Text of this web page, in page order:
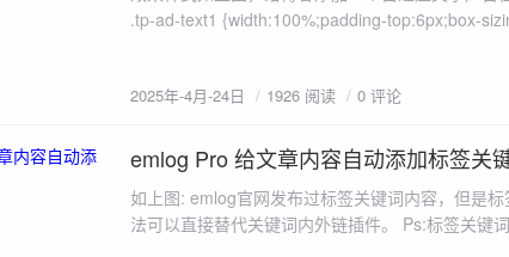
.tp-ad-text1 {width:100%;padding-top:6px;box-
2025年-4月-24日 1926 阅读 0 评论
2025-4-24
emlog Pro 给文章内容自动添加标签关
如上图: emlog官网发布过标签关键词内容，但是
法可以直接替代关键词内外链插件。 Ps:标签关键